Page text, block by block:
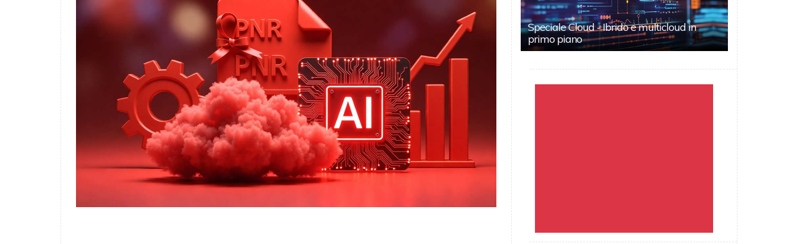
Speciale Cloud - Ibrido e multicloud in
primo piano